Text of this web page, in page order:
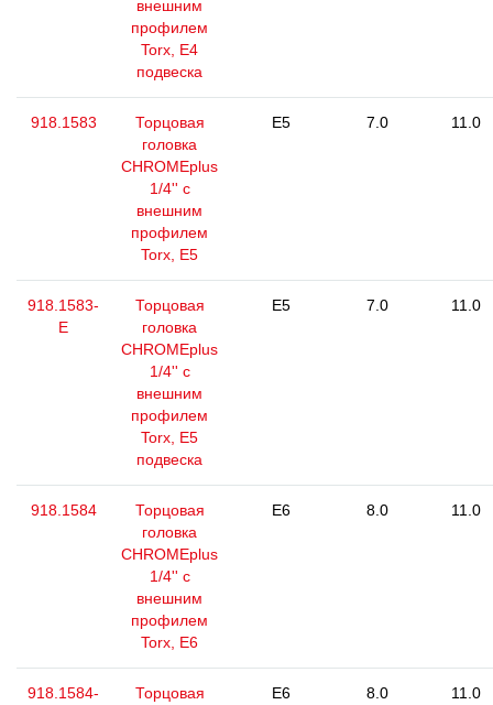
внешним
профилем
Torx, E4
подвеска
918.1583
Торцовая
головка
CHROMEplus
1/4'' с
внешним
профилем
Torx, E5
E5 7.0 11.0
918.1583-
E
Торцовая
головка
CHROMEplus
1/4'' с
внешним
профилем
Torx, E5
подвеска
E5 7.0 11.0
918.1584
Торцовая
головка
CHROMEplus
1/4'' с
внешним
профилем
Torx, E6
E6 8.0 11.0
918.1584-
Торцовая
E6 8.0 11.0